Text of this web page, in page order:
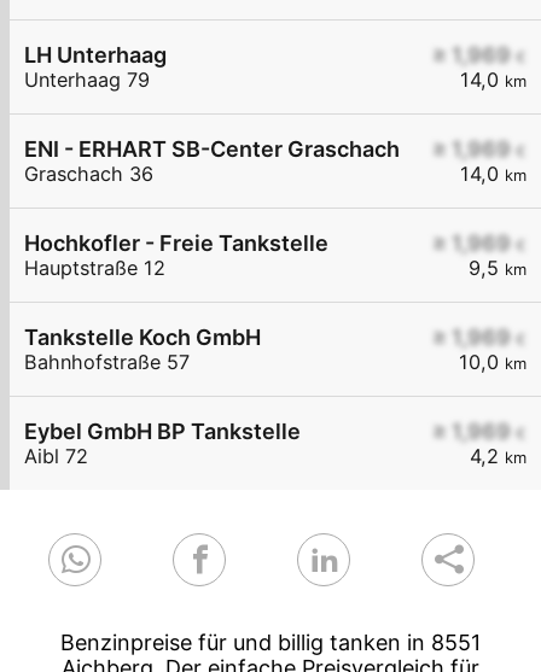
≥ 1,969 €
14,0 km
LH Unterhaag
Unterhaag 79
≥ 1,969 €
14,0 km
ENI - ERHART SB-Center Graschach
Graschach 36
≥ 1,969 €
9,5 km
Hochkofler - Freie Tankstelle
Hauptstraße 12
≥ 1,969 €
10,0 km
Tankstelle Koch GmbH
Bahnhofstraße 57
≥ 1,969 €
4,2 km
Eybel GmbH BP Tankstelle
Aibl 72
Benzinpreise für und billig tanken in 8551